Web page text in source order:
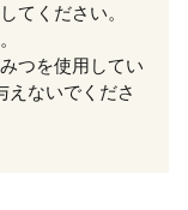
てください。
つを使用してい
えないでくださ